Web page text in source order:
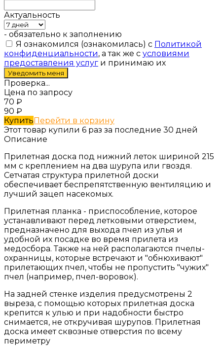
Актуальность
- обязательно к заполнению
Я ознакомился (ознакомилась) с Политикой
конфиденциальности, а так же с условиями
предоставления услуг и принимаю их
Проверка...
Цена по запросу
70 ₽
90 ₽
КупитьПерейти в корзину
Этот товар купили 6 раз за последние 30 дней
Описание
Прилетная доска под нижний леток шириной 215
мм с креплением на два шурупа или гвоздя.
Сетчатая структура прилетной доски
обеспечивает беспрепятственную вентиляцию и
лучший зацеп насекомых.
Прилетная планка - приспособление, которое
устанавливают перед летковыми отверстием,
предназначено для выхода пчел из улья и
удобной их посадке во время прилета из
медосбора. Также на ней располагаются пчелы-
охранницы, которые встречают и "обнюхивают"
прилетающих пчел, чтобы не пропустить "чужих"
пчел (например, пчел-воровок).
На задней стенке изделия предусмотрены 2
выреза, с помощью которых прилетная доска
крепится к улью и при надобности быстро
снимается, не откручивая шурупов. Прилетная
доска имеет сквозные отверстия по всему
периметру